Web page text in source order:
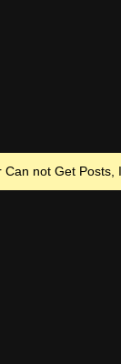
Can not Get Posts,